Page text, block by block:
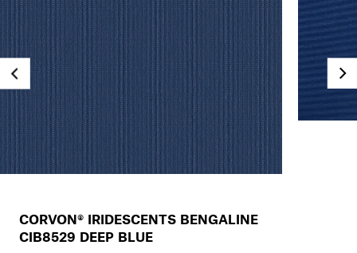
CORVON® IRIDESCENTS BENGALINE
CIB8529 DEEP BLUE